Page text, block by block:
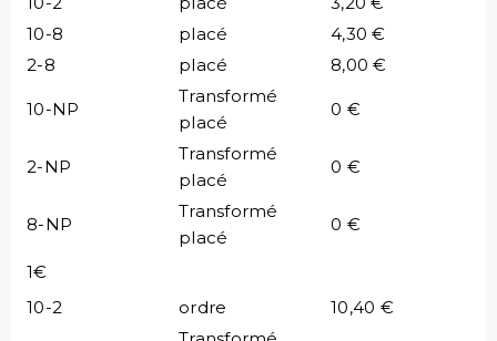
10-8
placé
4,30 €
2-8
placé 8,00 €
10-NP
Transformé
placé
0 €
2-NP
Transformé
placé
0 €
8-NP
Transformé
placé
0 €
1€
10-2
ordre 10,40 €